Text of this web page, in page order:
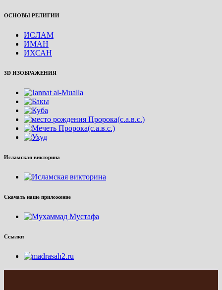
ОСНОВЫ РЕЛИГИИ
ИСЛАМ
ИМАН
ИХСАН
3D ИЗОБРАЖЕНИЯ
Исламская викторина
Скачать наше приложение
Ссылки